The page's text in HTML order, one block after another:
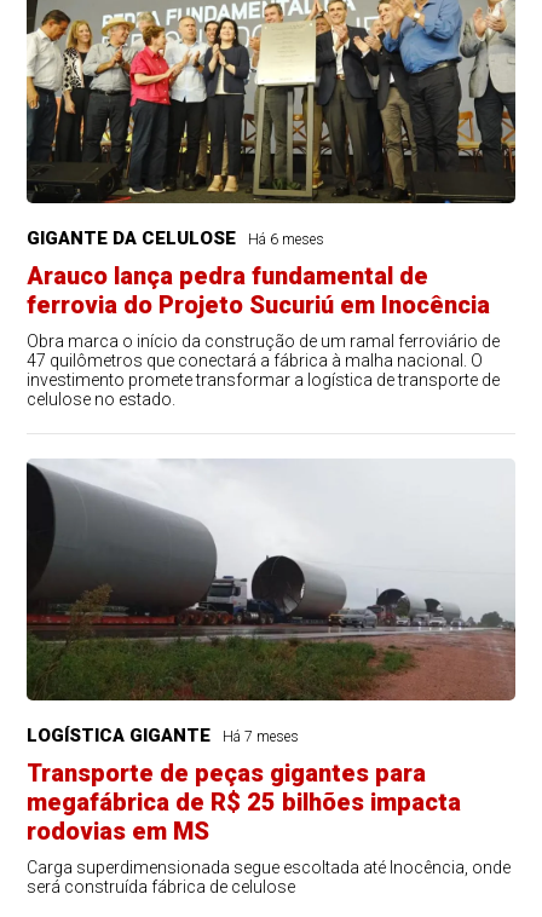
GIGANTE DA CELULOSE Há 6 meses
Arauco lança pedra fundamental de
ferrovia do Projeto Sucuriú em Inocência
Obra marca o início da construção de um ramal ferroviário de
47 quilômetros que conectará a fábrica à malha nacional. O
investimento promete transformar a logística de transporte de
celulose no estado.
LOGÍSTICA GIGANTE Há 7 meses
Transporte de peças gigantes para
megafábrica de R$ 25 bilhões impacta
rodovias em MS
Carga superdimensionada segue escoltada até Inocência, onde
será construída fábrica de celulose